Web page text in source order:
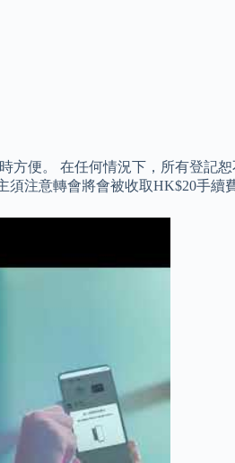
便。 在任何情況下，所有登記恕
注意轉會將會被收取HK$20手續費